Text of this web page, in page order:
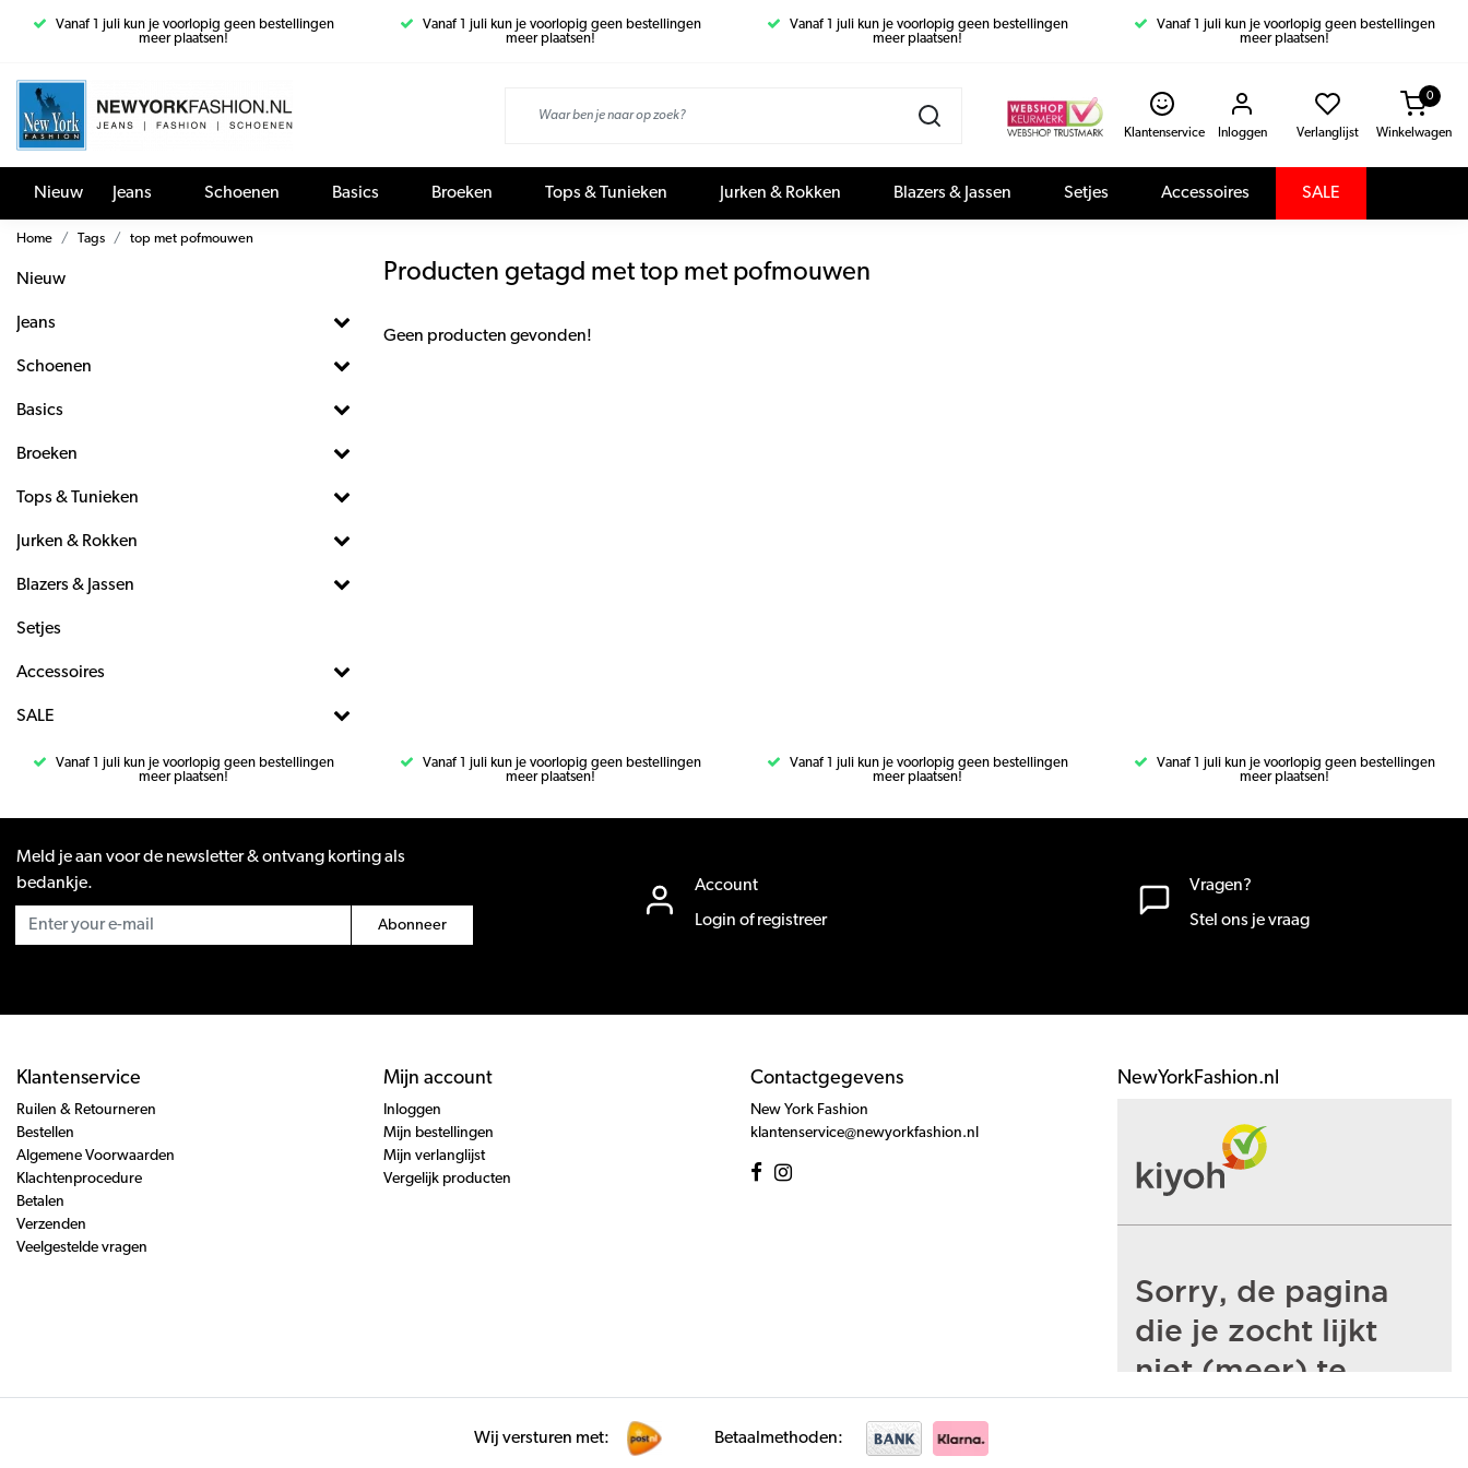
Vanaf 1 juli kun je voorlopig geen bestellingen
meer plaatsen!
Vanaf 1 juli kun je voorlopig geen bestellingen
meer plaatsen!
Vanaf 1 juli kun je voorlopig geen bestellingen
meer plaatsen!
Vanaf 1 juli kun je voorlopig geen bestellingen
meer plaatsen!
Klantenservice Inloggen Verlanglijst Winkelwagen
0
Nieuw Jeans Schoenen Basics Broeken Tops & Tunieken Jurken & Rokken Blazers & Jassen Setjes Accessoires SALE
Home Tags top met pofmouwen
Nieuw
Jeans
Schoenen
Basics
Broeken
Tops & Tunieken
Jurken & Rokken
Blazers & Jassen
Setjes
Accessoires
SALE
Producten getagd met top met pofmouwen
Geen producten gevonden!
Vanaf 1 juli kun je voorlopig geen bestellingen
meer plaatsen!
Vanaf 1 juli kun je voorlopig geen bestellingen
meer plaatsen!
Vanaf 1 juli kun je voorlopig geen bestellingen
meer plaatsen!
Vanaf 1 juli kun je voorlopig geen bestellingen
meer plaatsen!
Meld je aan voor de newsletter & ontvang korting als
bedankje.
Abonneer
Account
Login of registreer
Vragen?
Stel ons je vraag
Klantenservice
Ruilen & Retourneren
Bestellen
Algemene Voorwaarden
Klachtenprocedure
Betalen
Verzenden
Veelgestelde vragen
Mijn account
Inloggen
Mijn bestellingen
Mijn verlanglijst
Vergelijk producten
Contactgegevens
New York Fashion
klantenservice@newyorkfashion.nl
NewYorkFashion.nl
Wij versturen met: Betaalmethoden: